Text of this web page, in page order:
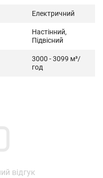
Електричний
Настінний,
Підвісний
3000 - 3099 м³/
год
відгук